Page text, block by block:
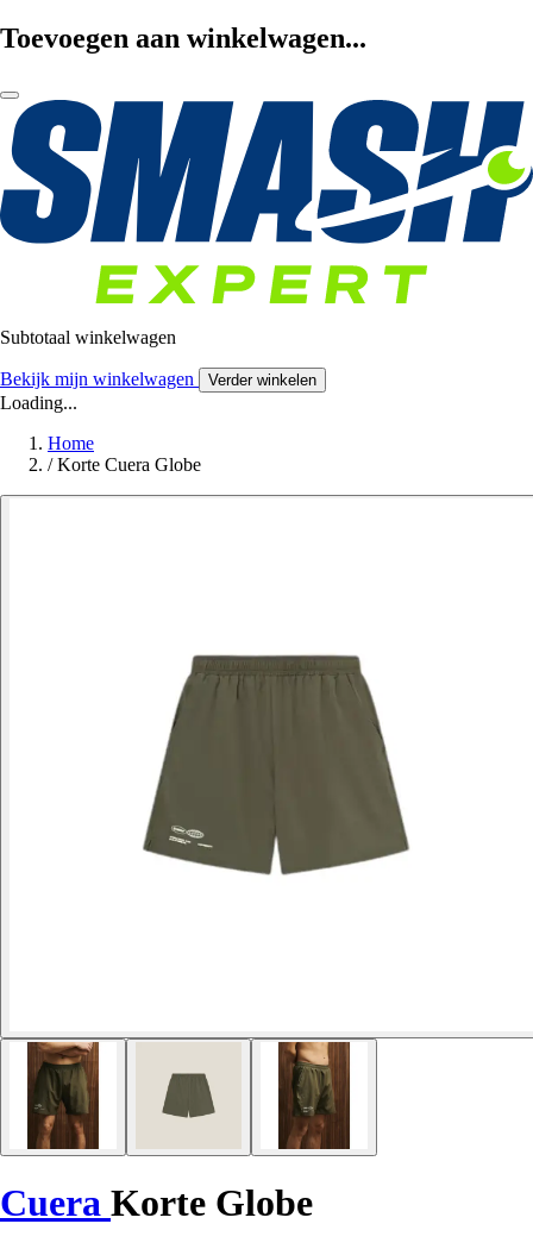
Toevoegen aan winkelwagen...
Subtotaal winkelwagen
Bekijk mijn winkelwagen Verder winkelen
Loading...
Home
/ Korte Cuera Globe
Cuera Korte Globe